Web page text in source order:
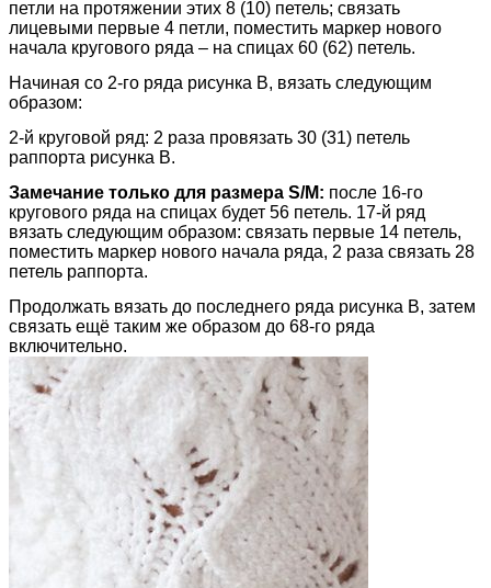
петли на протяжении этих 8 (10) петель; связать
лицевыми первые 4 петли, поместить маркер нового
начала кругового ряда – на спицах 60 (62) петель.
Начиная со 2-го ряда рисунка В, вязать следующим
образом:
2-й круговой ряд: 2 раза провязать 30 (31) петель
раппорта рисунка В.
Замечание только для размера S/M: после 16-го
кругового ряда на спицах будет 56 петель. 17-й ряд
вязать следующим образом: связать первые 14 петель,
поместить маркер нового начала ряда, 2 раза связать 28
петель раппорта.
Продолжать вязать до последнего ряда рисунка В, затем
связать ещё таким же образом до 68-го ряда
включительно.